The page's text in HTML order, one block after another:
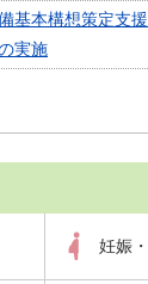
基本構想策定支
実施
妊娠